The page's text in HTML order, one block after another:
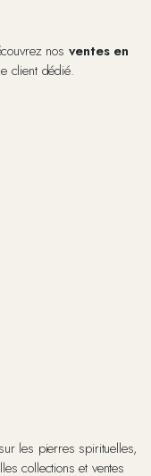
nos ventes en
client dédié.
les pierres spirituelles,
collections et ventes